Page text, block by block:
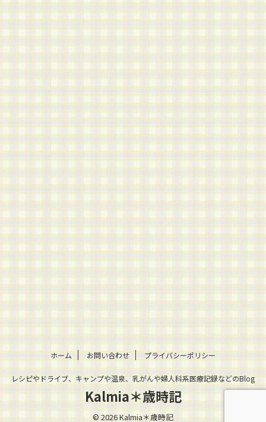
ホーム お問い合わせ プライバシーポリシー
レシピやドライブ、キャンプや温泉、乳がんや婦人科系医療記録などのBlog
Kalmia＊歳時記
© 2026 Kalmia＊歳時記